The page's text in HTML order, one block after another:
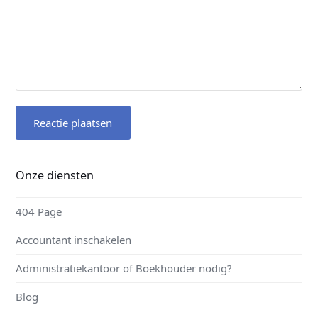
Onze diensten
404 Page
Accountant inschakelen
Administratiekantoor of Boekhouder nodig?
Blog